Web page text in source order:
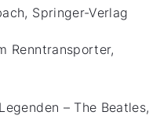
Springer-Verlag
Renntransporter,
– The Beatles,